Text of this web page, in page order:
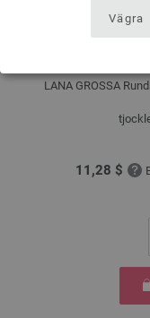
Vägra
LANA GROSSA
11,28 $